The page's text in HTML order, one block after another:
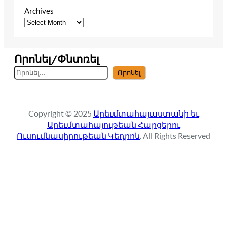
Archives
Որոնել/Փնտռել
S
e
c
h
Որոնել
Copyright © 2025 Արեւմտահայաստանի եւ
Արեւմտահայութեան Հարցերու
Ուսումնասիրութեան Կեդրոն . All Rights Reserved